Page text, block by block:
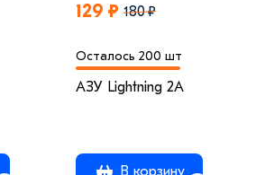
129 ₽ 180 ₽
Осталось 200 шт
АЗУ Lightning 2A
В корзину